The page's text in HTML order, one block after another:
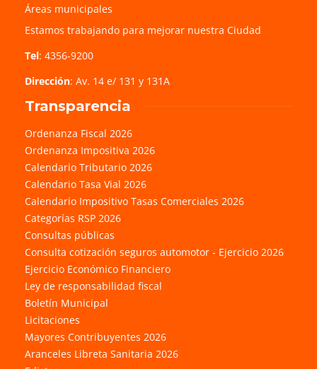
Áreas municipales
Estamos trabajando para mejorar nuestra Ciudad
Tel: 4356-9200
Dirección: Av. 14 e/ 131 y 131A
Transparencia
Ordenanza Fiscal 2026
Ordenanza Impositiva 2026
Calendario Tributario 2026
Calendario Tasa Vial 2026
Calendario Impositivo Tasas Comerciales 2026
Categorías RSP 2026
Consultas públicas
Consulta cotización seguros automotor - Ejercicio 2026
Ejercicio Económico Financiero
Ley de responsabilidad fiscal
Boletín Municipal
Licitaciones
Mayores Contribuyentes 2026
Aranceles Libreta Sanitaria 2026